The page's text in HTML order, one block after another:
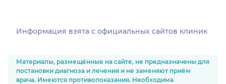
Информация взята c официальных сайтов клиник
Материалы, размещённые на сайте, не предназначены для
постановки диагноза и лечения и не заменяют приём
врача. Имеются противопоказания. Необходима